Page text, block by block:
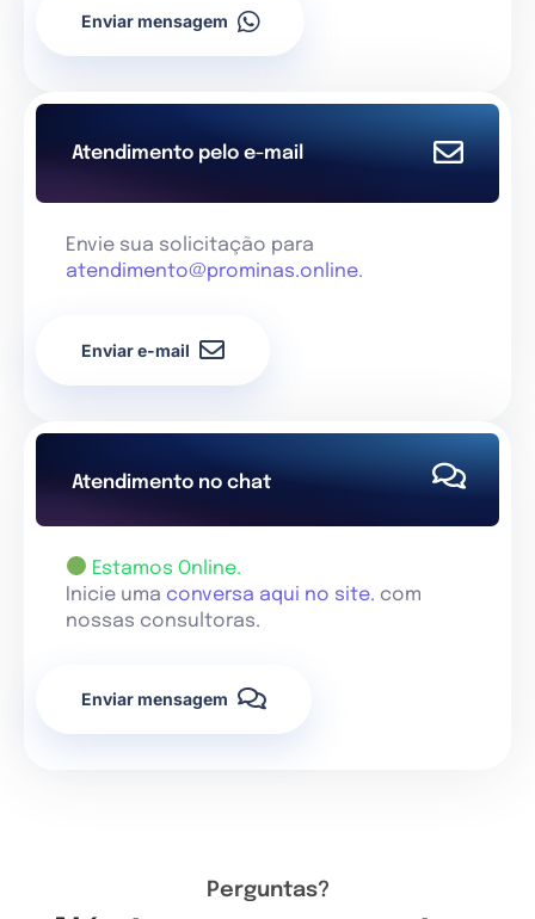
Enviar mensagem
Atendimento pelo e-mail
Envie sua solicitação para
atendimento@prominas.online.
Enviar e-mail
Atendimento no chat
Estamos Online.
Inicie uma conversa aqui no site. com
nossas consultoras.
Enviar mensagem
Perguntas?